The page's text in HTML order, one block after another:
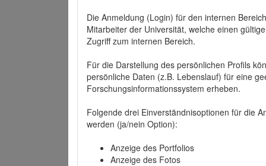
Die Anmeldung (Login) für den internen
Mitarbeiter der Universität, welche einen
Zugriff zum internen Bereich.
Für die Darstellung des persönlichen Profils
persönliche Daten (z.B. Lebenslauf) für eine
Forschungsinformationssystem erheben.
Folgende drei Einverständnisoptionen für die
werden (ja/nein Option):
Anzeige des Portfolios
Anzeige des Fotos